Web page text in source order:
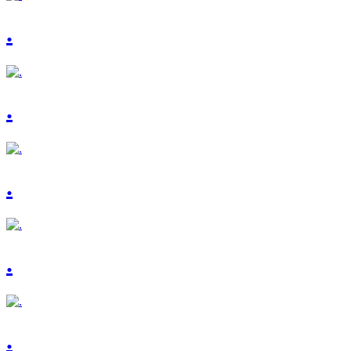
.
.
.
.
.